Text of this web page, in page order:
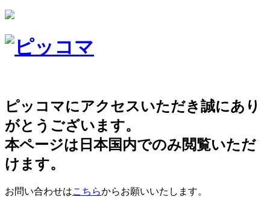
ピッコマにアクセスいただき誠にあり
がとうございます。
本ページは日本国内でのみ閲覧いただ
けます。
お問い合わせはこちらからお願いいたします。